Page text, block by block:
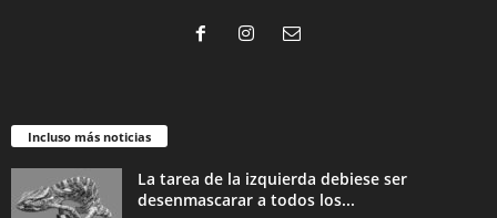
Incluso más noticias
La tarea de la izquierda debiese ser
desenmascarar a todos los...